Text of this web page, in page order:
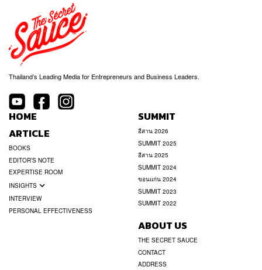
Thailand’s Leading Media for Entrepreneurs and Business Leaders.
HOME
ARTICLE
BOOKS
EDITOR’S NOTE
EXPERTISE ROOM
INSIGHTS
INTERVIEW
PERSONAL EFFECTIVENESS
SUMMIT
อีสาน 2026
SUMMIT 2025
อีสาน 2025
SUMMIT 2024
ขอนแก่น 2024
SUMMIT 2023
SUMMIT 2022
ABOUT US
THE SECRET SAUCE
CONTACT
ADDRESS